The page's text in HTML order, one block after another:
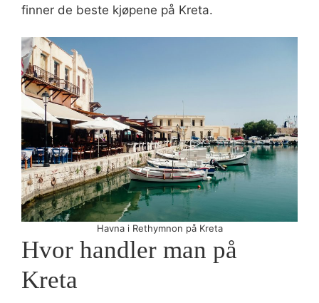
finner de beste kjøpene på Kreta.
Havna i Rethymnon på Kreta
Hvor handler man på
Kreta